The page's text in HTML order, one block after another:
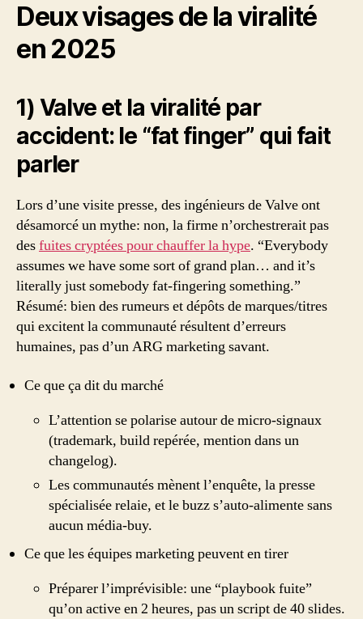
Deux visages de la viralité
en 2025
1) Valve et la viralité par
accident: le “fat finger” qui fait
parler
Lors d’une visite presse, des ingénieurs de Valve ont
désamorcé un mythe: non, la firme n’orchestrerait pas
desfuites cryptées pour chauffer la hype. “Everybody
assumes we have some sort of grand plan… and it’s
literally just somebody fat-fingering something.”
Résumé: bien des rumeurs et dépôts de marques/titres
qui excitent la communauté résultent d’erreurs
humaines, pas d’un ARG marketing savant.
Ce que ça dit du marché
L’attention se polarise autour de micro-signaux
(trademark, build repérée, mention dans un
changelog).
Les communautés mènent l’enquête, la presse
spécialisée relaie, et le buzz s’auto-alimente sans
aucun média-buy.
Ce que les équipes marketing peuvent en tirer
Préparer l’imprévisible: une “playbook fuite”
qu’on active en 2 heures, pas un script de 40 slides.